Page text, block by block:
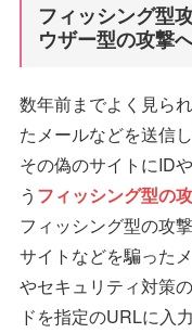
フィッシング型
ウザー型の攻撃
数年前までよく見ら
たメールなどを送信
その偽のサイトにID
う フィッシング型の
フィッシング型の攻
サイトなどを騙った
やセキュリティ対策
ドを指定のURLに入